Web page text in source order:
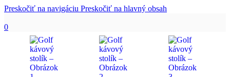
Preskočiť na navigáciu Preskočiť na hlavný obsah
0